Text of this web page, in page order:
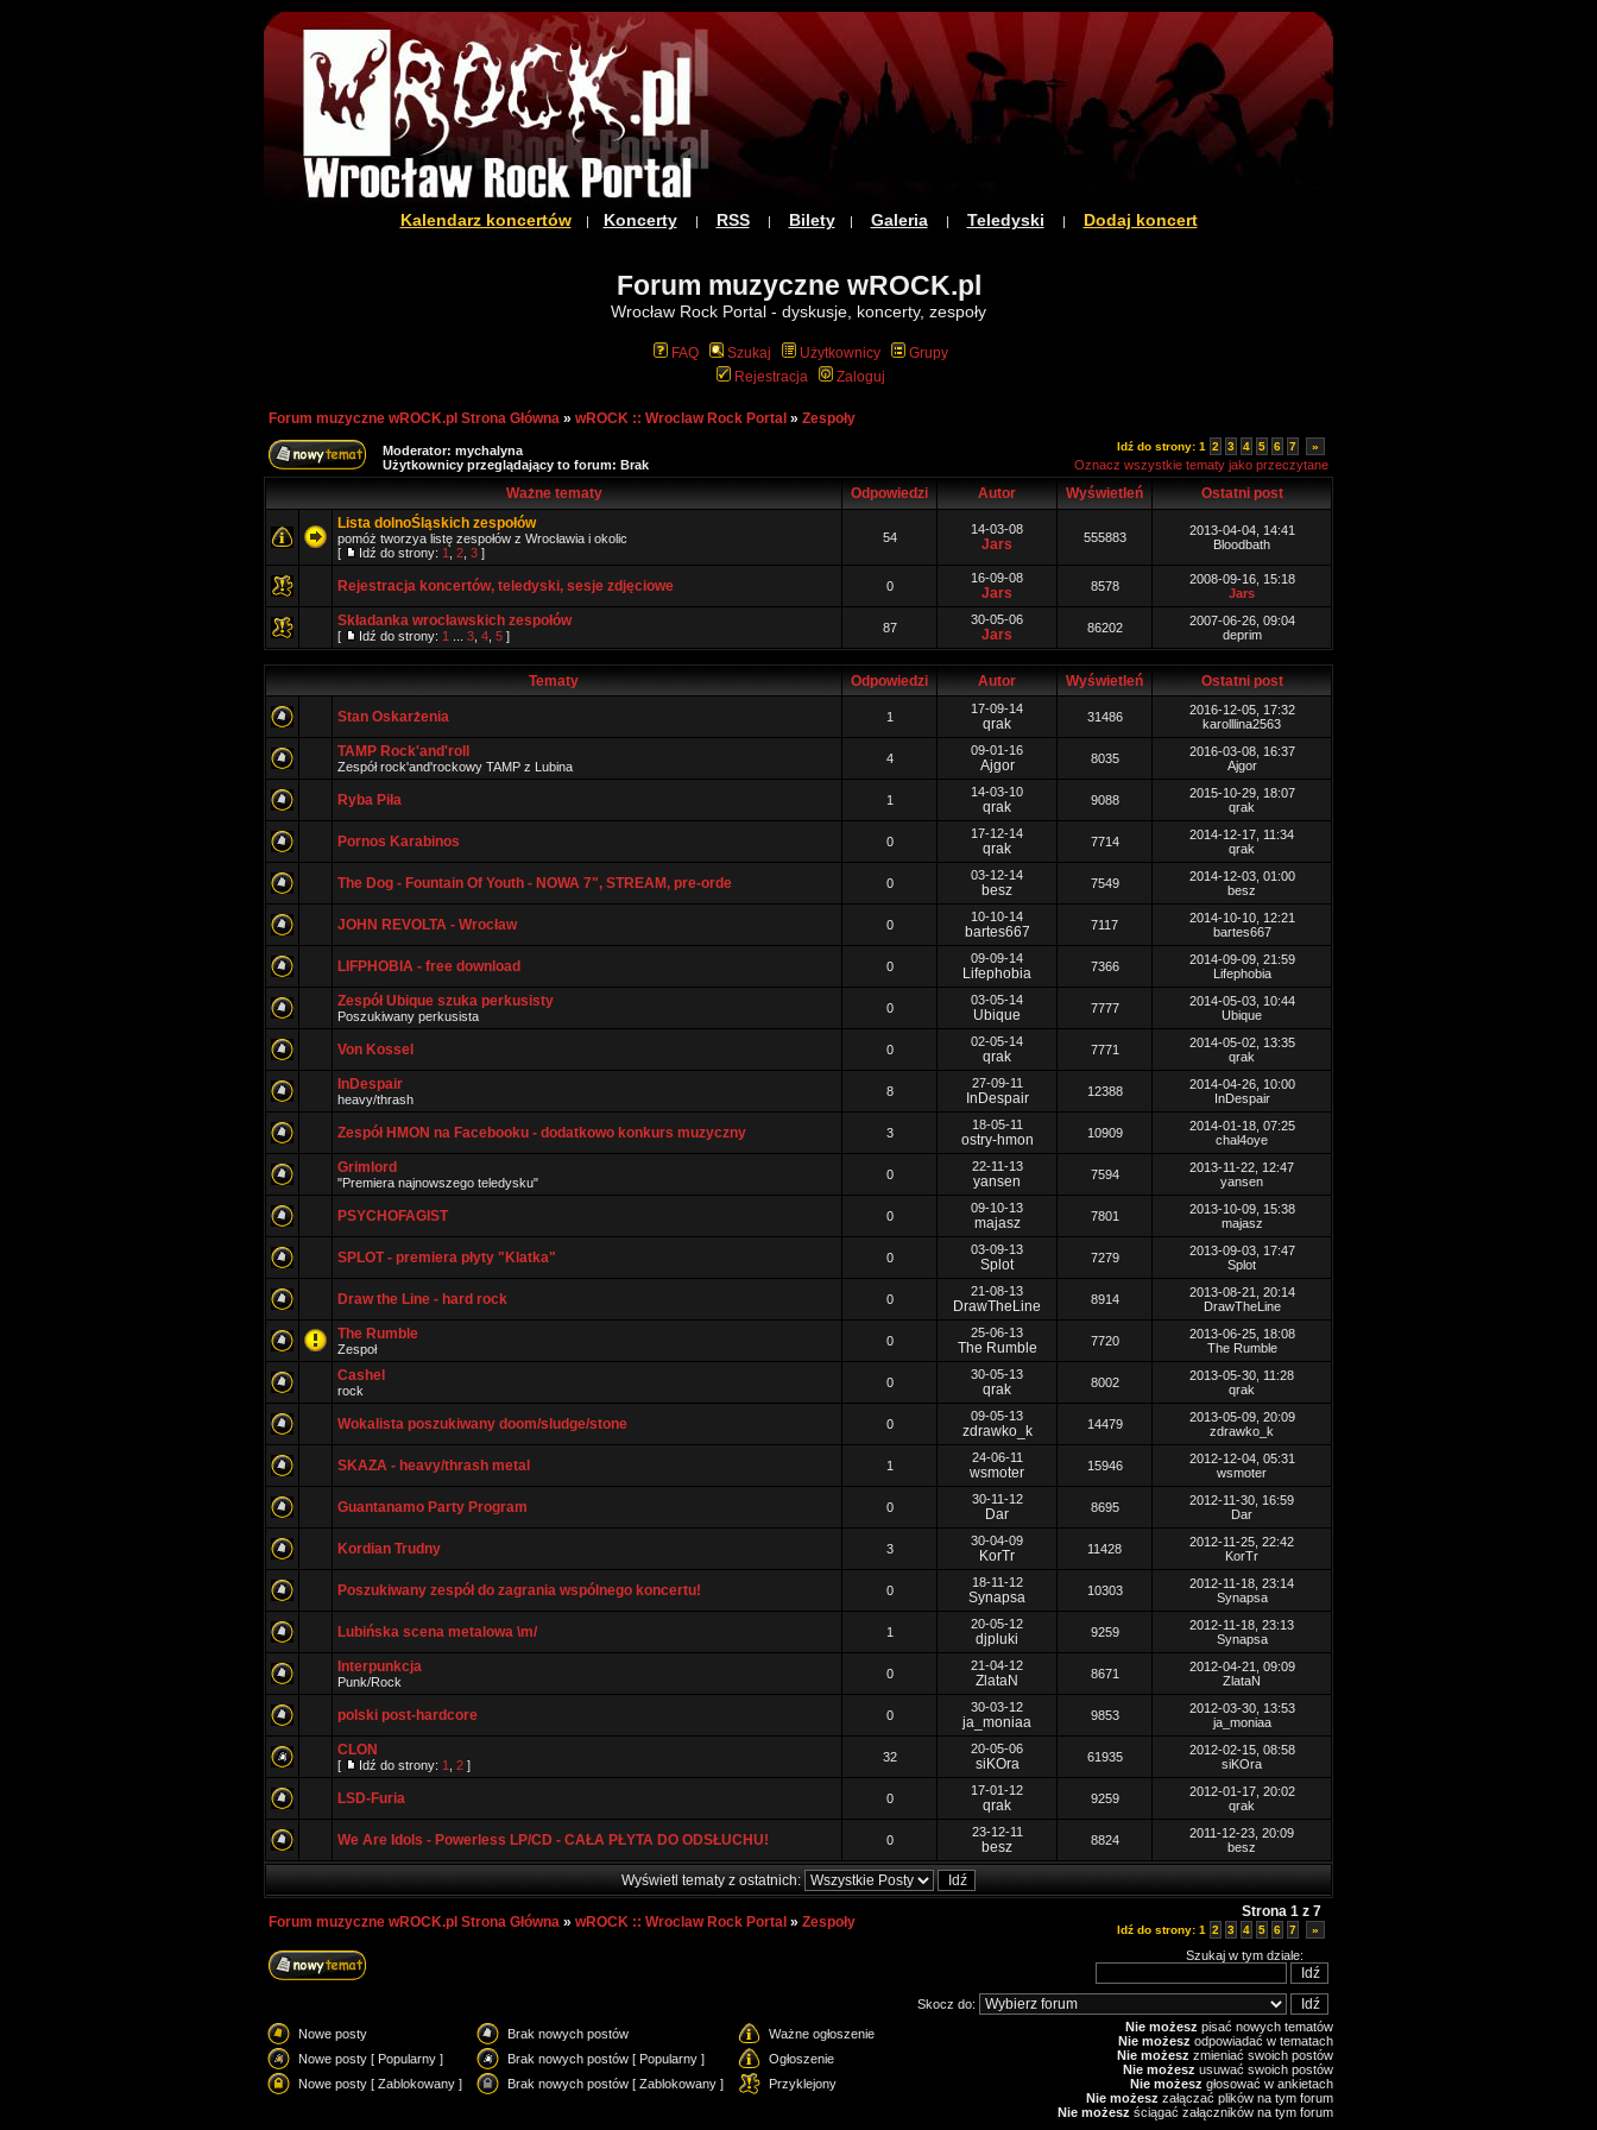
Kalendarz koncertów| Koncerty| RSS| Bilety| Galeria| Teledyski | Dodaj koncert
Forum muzyczne wROCK.pl
Wrocław Rock Portal - dyskusje, koncerty, zespoły
FAQ Szukaj Użytkownicy
Grupy
Rejestracja
Zaloguj
Forum muzyczne wROCK.pl Strona Główna » wROCK :: Wroclaw Rock Portal » Zespoły
Moderator: mychalyna
Użytkownicy przeglądający to forum: Brak
Idź do strony: 1 2 3 4 5 6 7 »
Oznacz wszystkie tematy jako przeczytane
Ważne tematy Odpowiedzi Autor Wyświetleń
Ostatni post
Lista dolnoŚląskich zespołów
pomóż tworzya listę zespołów z Wrocławia i okolic
[
Idź do strony: 1 2 3 ]
54
14-03-08
Jars 555883
2013-04-04, 14:41
Bloodbath
Rejestracja koncertów, teledyski, sesje zdjęciowe 0
16-09-08
Jars 8578
2008-09-16, 15:18
Jars
Składanka wrocławskich zespołów
[ Idź do strony: 1 3 4 5 ]
87
30-05-06
Jars 86202
2007-06-26, 09:04
deprim
Tematy Odpowiedzi Autor Wyświetleń Ostatni post
Stan Oskarżenia 1
17-09-14
qrak 31486
2016-12-05, 17:32
karolllina2563
TAMP Rock'and'roll
Zespół rock'and'rockowy TAMP z Lubina
4
09-01-16
Ajgor 8035
2016-03-08, 16:37
Ajgor
Ryba Piła 1
14-03-10
qrak 9088
2015-10-29, 18:07
qrak
Pornos Karabinos 0
17-12-14
qrak 7714
2014-12-17, 11:34
qrak
The Dog - Fountain Of Youth - NOWA 7", STREAM, pre-orde 0
03-12-14
besz 7549
2014-12-03, 01:00
besz
JOHN REVOLTA - Wrocław 0
10-10-14
bartes667 7117
2014-10-10, 12:21
bartes667
LIFPHOBIA - free download 0
09-09-14
Lifephobia 7366
2014-09-09, 21:59
Lifephobia
Zespół Ubique szuka perkusisty
Poszukiwany perkusista
0
03-05-14
Ubique 7777
2014-05-03, 10:44
Ubique
Von Kossel 0
02-05-14
qrak 7771
2014-05-02, 13:35
qrak
InDespair
heavy/thrash
8
27-09-11
InDespair 12388
2014-04-26, 10:00
InDespair
Zespół HMON na Facebooku - dodatkowo konkurs muzyczny 3
18-05-11
ostry-hmon 10909
2014-01-18, 07:25
chal4oye
Grimlord
"Premiera najnowszego teledysku"
0
22-11-13
yansen 7594
2013-11-22, 12:47
yansen
PSYCHOFAGIST 0
09-10-13
majasz 7801
2013-10-09, 15:38
majasz
SPLOT - premiera płyty "Klatka" 0
03-09-13
Splot 7279
2013-09-03, 17:47
Splot
Draw the Line - hard rock 0
21-08-13
DrawTheLine 8914
2013-08-21, 20:14
DrawTheLine
The Rumble
Zespoł
0
25-06-13
The Rumble 7720
2013-06-25, 18:08
The Rumble
Cashel
rock
0
30-05-13
qrak 8002
2013-05-30, 11:28
qrak
Wokalista poszukiwany doom/sludge/stone 0
09-05-13
zdrawko_k 14479
2013-05-09, 20:09
zdrawko_k
SKAZA - heavy/thrash metal 1
24-06-11
wsmoter 15946
2012-12-04, 05:31
wsmoter
Guantanamo Party Program 0
30-11-12
Dar 8695
2012-11-30, 16:59
Dar
Kordian Trudny 3
30-04-09
KorTr 11428
2012-11-25, 22:42
KorTr
Poszukiwany zespół do zagrania wspólnego koncertu! 0
18-11-12
Synapsa 10303
2012-11-18, 23:14
Synapsa
Lubińska scena metalowa \m/ 1
20-05-12
djpluki 9259
2012-11-18, 23:13
Synapsa
Interpunkcja
Punk/Rock
0
21-04-12
ZlataN 8671
2012-04-21, 09:09
ZlataN
polski post-hardcore 0
30-03-12
ja_moniaa 9853
2012-03-30, 13:53
ja_moniaa
CLON
[ Idź do strony: 1 2 ]
32
20-05-06
siKOra 61935
2012-02-15, 08:58
siKOra
LSD-Furia 0
17-01-12
qrak 9259
2012-01-17, 20:02
qrak
We Are Idols - Powerless LP/CD - CAŁA PŁYTA DO ODSŁUCHU! 0
23-12-11
besz 8824
2011-12-23, 20:09
besz
Wyświetl tematy z ostatnich:
Forum muzyczne wROCK.pl Strona Główna » wROCK :: Wroclaw Rock Portal » Zespoły
Strona 1 z 7
Idź do strony: 1 2 3 4 5 6 7 »
Szukaj w tym dziale:
Skocz do:
Nowe posty Brak nowych postów
Ważne ogłoszenie
Nowe posty [ Popularny ]
Brak nowych postów [ Popularny ]
Ogłoszenie
Nowe posty [ Zablokowany ]
Brak nowych postów [ Zablokowany ] Przyklejony
Nie możesz pisać nowych tematów
Nie możesz odpowiadać w tematach
Nie możesz zmieniać swoich postów
Nie możesz usuwać swoich postów
Nie możesz głosować w ankietach
Nie możesz załączać plików na tym forum
Nie możesz ściągać załączników na tym forum